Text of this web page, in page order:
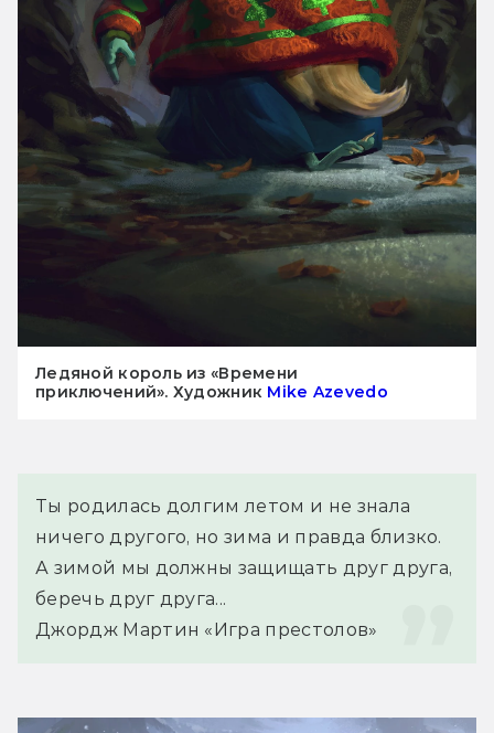
Ледяной король из «Времени
приключений». Художник Mike Azevedo
Ты родилась долгим летом и не знала
ничего другого, но зима и правда близко.
А зимой мы должны защищать друг друга,
беречь друг друга...
Джордж Мартин «Игра престолов»